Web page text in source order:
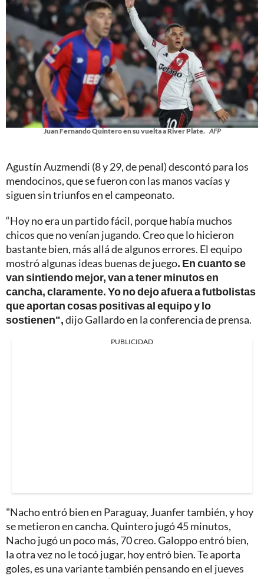
Juan Fernando Quintero en su vuelta a River Plate. AFP
Agustín Auzmendi (8 y 29, de penal) descontó para los
mendocinos, que se fueron con las manos vacías y
siguen sin triunfos en el campeonato.
“Hoy no era un partido fácil, porque había muchos
chicos que no venían jugando. Creo que lo hicieron
bastante bien, más allá de algunos errores. El equipo
mostró algunas ideas buenas de juego. En cuanto se
van sintiendo mejor, van a tener minutos en
cancha, claramente. Yo no dejo afuera a futbolistas
que aportan cosas positivas al equipo y lo
sostienen",dijo Gallardo en la conferencia de prensa.
PUBLICIDAD
"Nacho entró bien en Paraguay, Juanfer también, y hoy
se metieron en cancha. Quintero jugó 45 minutos,
Nacho jugó un poco más, 70 creo. Galoppo entró bien,
la otra vez no le tocó jugar, hoy entró bien. Te aporta
goles, es una variante también pensando en el jueves